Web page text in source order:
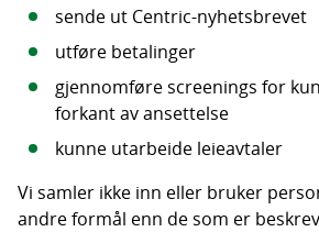
sende ut Centric-nyhetsbrevet
utføre betalinger
gjennomføre screenings for
forkant av ansettelse
kunne utarbeide leieavtaler
Vi samler ikke inn eller bruker
andre formål enn de som er